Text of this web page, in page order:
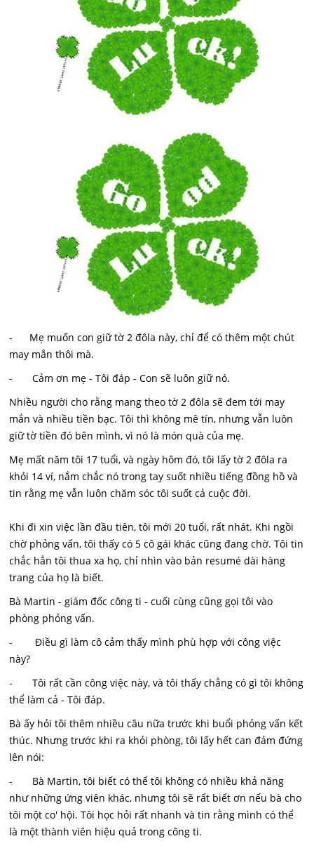
- Mẹ muốn con giữ tờ 2 đôla này, chỉ để có thêm một chút
may mắn thôi mà.
- Cảm ơn mẹ - Tôi đáp - Con sẽ luôn giữ nó.
Nhiều người cho rằng mang theo tờ 2 đôla sẽ đem tới may
mắn và nhiều tiền bạc. Tôi thì không mê tín, nhưng vẫn luôn
giữ tờ tiền đó bên mình, vì nó là món quà của mẹ.
Mẹ mất năm tôi 17 tuổi, và ngày hôm đó, tôi lấy tờ 2 đôla ra
khỏi 14 ví, nắm chắc nó trong tay suốt nhiều tiếng đồng hồ và
tin rằng mẹ vẫn luôn chăm sóc tôi suốt cả cuộc đời.
Khi đi xin việc lần đầu tiên, tôi mới 20 tuổi, rất nhát. Khi ngồi
chờ phỏng vấn, tôi thấy có 5 cô gái khác cũng đang chờ. Tôi tin
chắc hẳn tôi thua xa họ, chỉ nhìn vào bản resumé dài hàng
trang của họ là biết.
Bà Martin - giám đốc công ti - cuối cùng cũng gọi tôi vào
phòng phỏng vấn.
- Điều gì làm cô cảm thấy mình phù hợp với công việc
này?
- Tôi rất cần công việc này, và tôi thấy chẳng có gì tôi không
thể làm cả - Tôi đáp.
Bà ấy hỏi tôi thêm nhiều câu nữa trước khi buổi phỏng vấn kết
thúc. Nhưng trước khi ra khỏi phòng, tôi lấy hết can đảm đứng
lên nói:
- Bà Martin, tôi biết có thể tôi không có nhiều khả năng
như những ứng viên khác, nhưng tôi sẽ rất biết ơn nếu bà cho
tôi một co' hội. Tôi học hỏi rất nhanh và tin rằng mình có thể
là một thành viên hiệu quả trong công ti.